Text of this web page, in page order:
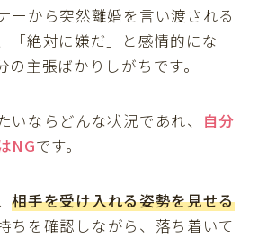
ーから突然離婚を言い渡される
「絶対に嫌だ」と感情的にな
の主張ばかりしがちです。
いならどんな状況であれ、 自分
NGです。
相手を受け入れる姿勢を見せる
ちを確認しながら、落ち着いて